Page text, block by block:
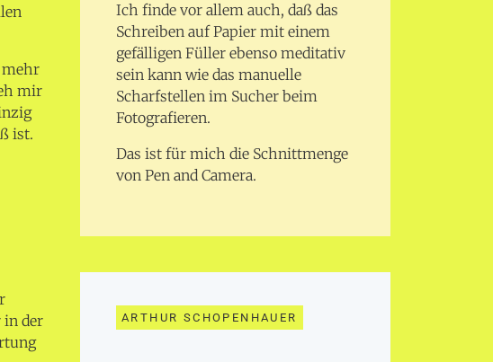
mehr
mir
ist.
in der
Ich finde vor allem auch, daß das
Schreiben auf Papier mit einem
gefälligen Füller ebenso meditativ
sein kann wie das manuelle
Scharfstellen im Sucher beim
Fotografieren.
Das ist für mich die Schnittmenge
von Pen and Camera.
ARTHUR SCHOPENHAUER